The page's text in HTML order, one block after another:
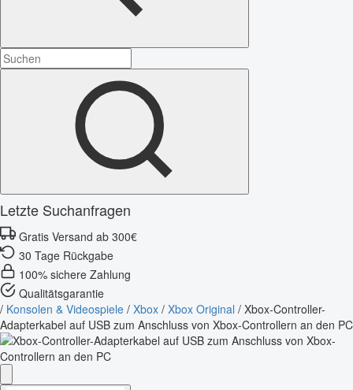
Letzte Suchanfragen
Gratis Versand ab 300€
30 Tage Rückgabe
100% sichere Zahlung
Qualitätsgarantie
/ Konsolen & Videospiele / Xbox / Xbox Original / Xbox-Controller-
Adapterkabel auf USB zum Anschluss von Xbox-Controllern an den PC